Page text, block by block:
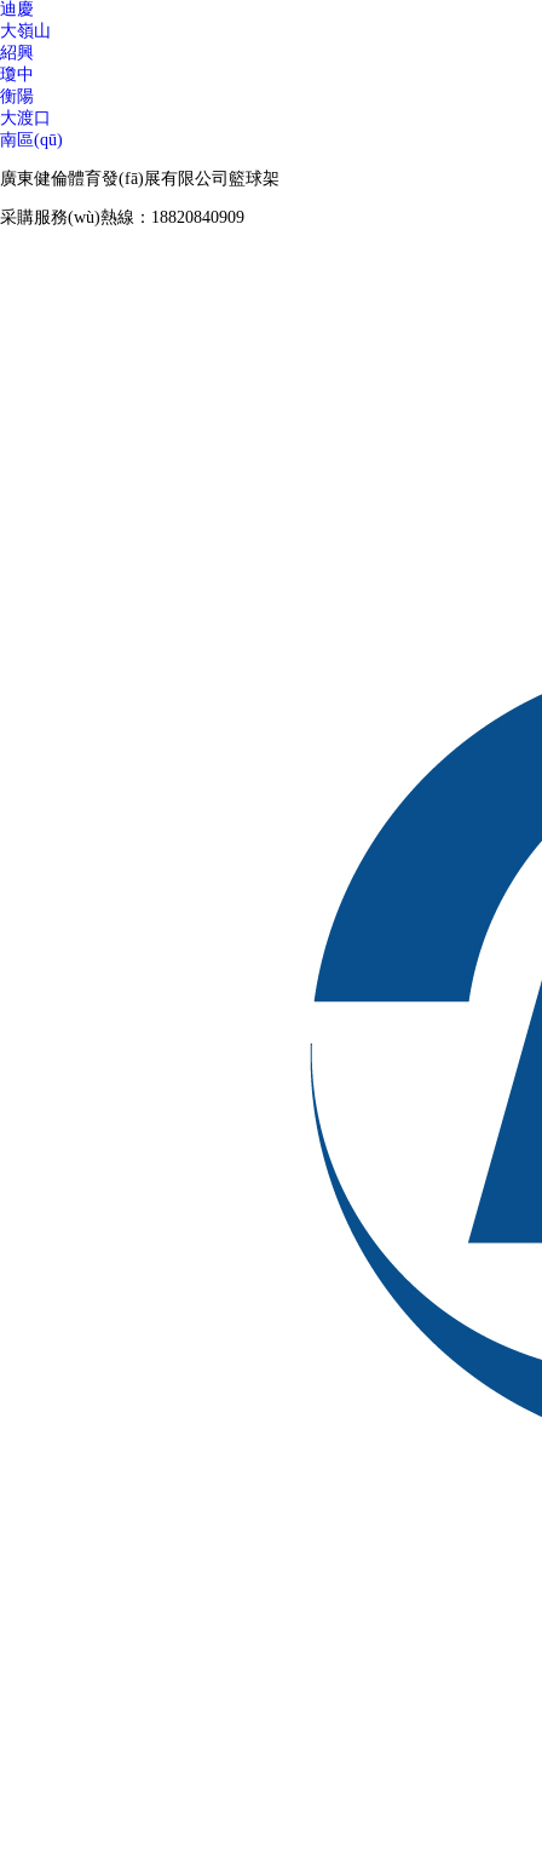
迪慶
大嶺山
紹興
瓊中
衡陽
大渡口
南區(qū)
廣東健倫體育發(fā)展有限公司籃球架
采購服務(wù)熱線：18820840909